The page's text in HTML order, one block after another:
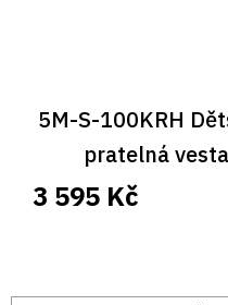
5M-S-100KRH
pratelná
3 595 Kč